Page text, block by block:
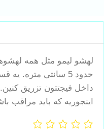
لهشو لیمو مثل همه
حدود 5 سانتی
داخل فیجتتون تزریق
اینجوریه که باید